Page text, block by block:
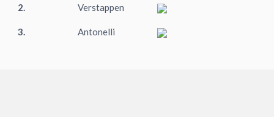
2. Verstappen
3. Antonelli